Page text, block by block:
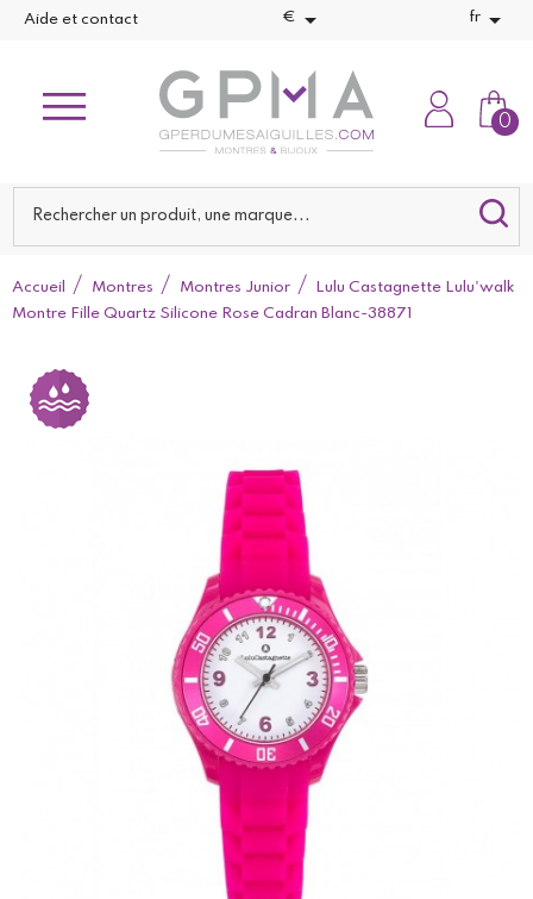
Aide et contact €  fr 
0
Accueil Montres Montres Junior
Lulu Castagnette Lulu'walk
Montre Fille Quartz Silicone Rose Cadran Blanc-38871